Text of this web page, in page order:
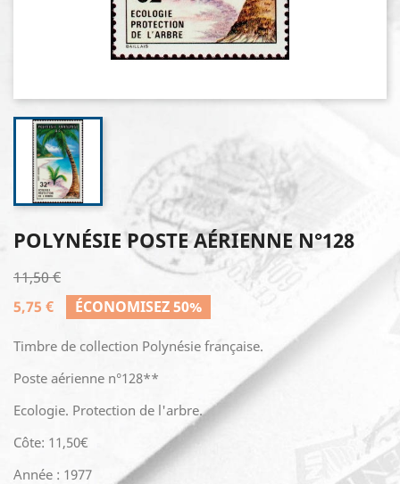
POLYNÉSIE POSTE AÉRIENNE N°128
11,50 €
5,75 €
ÉCONOMISEZ 50%
Timbre de collection Polynésie française.
Poste aérienne n°128**
Ecologie. Protection de l'arbre.
Côte: 11,50€
Année : 1977